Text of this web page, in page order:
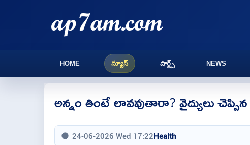
HOME న్యూస్ షార్ట్స్ NEWS
అన్నం తింటే లావవుతారా? వైద్యులు
24-06-2026 Wed 17:22Health